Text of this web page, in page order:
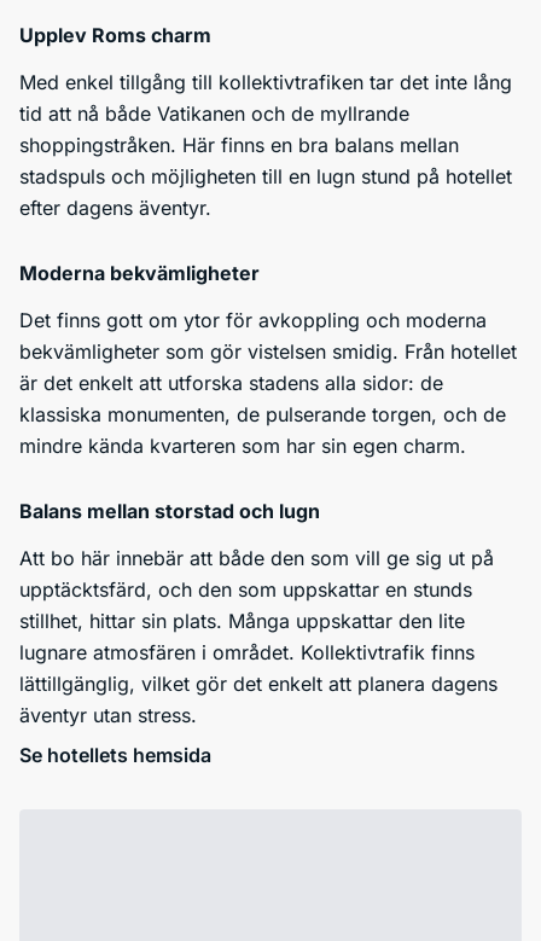
Upplev Roms charm
Med enkel tillgång till kollektivtrafiken tar det inte lång
tid att nå både Vatikanen och de myllrande
shoppingstråken. Här finns en bra balans mellan
stadspuls och möjligheten till en lugn stund på hotellet
efter dagens äventyr.
Moderna bekvämligheter
Det finns gott om ytor för avkoppling och moderna
bekvämligheter som gör vistelsen smidig. Från hotellet
är det enkelt att utforska stadens alla sidor: de
klassiska monumenten, de pulserande torgen, och de
mindre kända kvarteren som har sin egen charm.
Balans mellan storstad och lugn
Att bo här innebär att både den som vill ge sig ut på
upptäcktsfärd, och den som uppskattar en stunds
stillhet, hittar sin plats. Många uppskattar den lite
lugnare atmosfären i området. Kollektivtrafik finns
lättillgänglig, vilket gör det enkelt att planera dagens
äventyr utan stress.
Se hotellets hemsida